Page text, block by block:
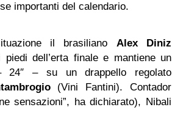
importanti del calendario.
il brasiliano Alex Diniz
dell’erta finale e mantiene un
24″ – su un drappello regolato
(Vini Fantini). Contador
sensazioni”, ha dichiarato), Nibali